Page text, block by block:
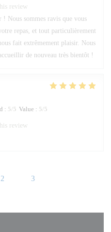
review
Nous sommes ravis que vous
repas, et tout particulièrement
fait extrêmement plaisir. Nous
de nouveau très bientôt !
: 5/5 Value : 5/5
review
2 3